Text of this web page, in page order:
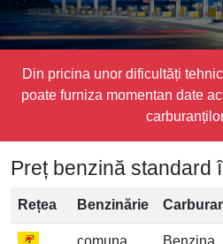
Din pricina unor dificultăți
poate furniza momentan date
Preț benzină standard
Rețea Benzinărie
comuna Benzina